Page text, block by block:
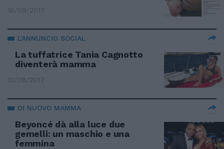
16/09/2017
L'ANNUNCIO SOCIAL
La tuffatrice Tania Cagnotto
diventerà mamma
12/08/2017
DI NUOVO MAMMA
Beyoncé dà alla luce due
gemelli: un maschio e una
femmina